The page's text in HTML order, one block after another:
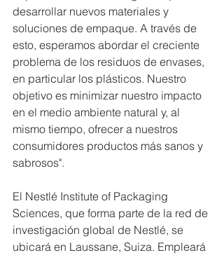
desarrollar nuevos materiales y
soluciones de empaque. A través de
esto, esperamos abordar el creciente
problema de los residuos de envases,
en particular los plásticos. Nuestro
objetivo es minimizar nuestro impacto
en el medio ambiente natural y, al
mismo tiempo, ofrecer a nuestros
consumidores productos más sanos y
sabrosos".
El Nestlé Institute of Packaging
Sciences, que forma parte de la red de
investigación global de Nestlé, se
ubicará en Laussane, Suiza. Empleará